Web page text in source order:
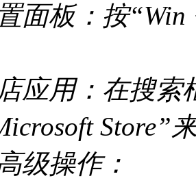
面板：按
应用：在搜索
Store”
级操作：